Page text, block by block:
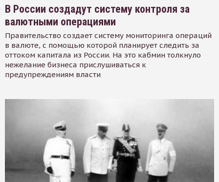
В России создадут систему контроля за
валютными операциями
Правительство создает систему мониторинга операций
в валюте, с помощью которой планирует следить за
оттоком капитала из России. На это кабмин толкнуло
нежелание бизнеса прислушиваться к
предупреждениям власти